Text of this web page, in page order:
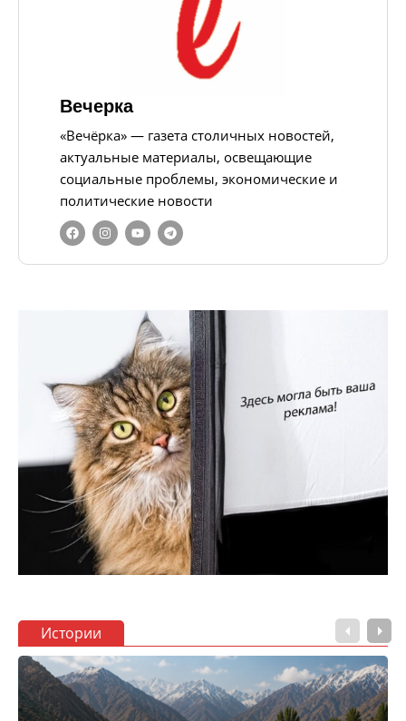
Вечерка
«Вечёрка» — газета столичных новостей,
актуальные материалы, освещающие
социальные проблемы, экономические и
политические новости
Истории